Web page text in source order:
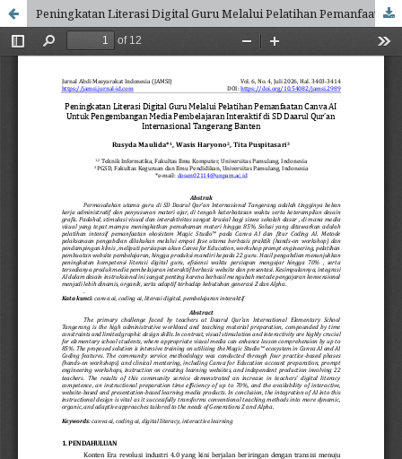
Peningkatan Literasi Digital Guru Melalui Pelatihan Pemanfaatan Canva AI Untuk Pengembangan Media Pembelajaran Interaktif di SD Daarul Qur’an Internasional Tangerang Banten